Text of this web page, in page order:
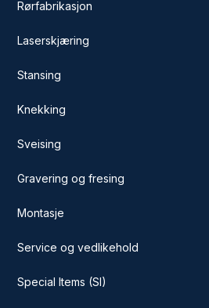
Rørfabrikasjon
Laserskjæring
Stansing
Knekking
Sveising
Gravering og fresing
Montasje
Service og vedlikehold
Special Items (SI)